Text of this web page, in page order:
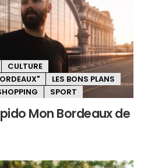
CULTURE
LES BONS PLANS
SPORT
Mon Bordeaux de